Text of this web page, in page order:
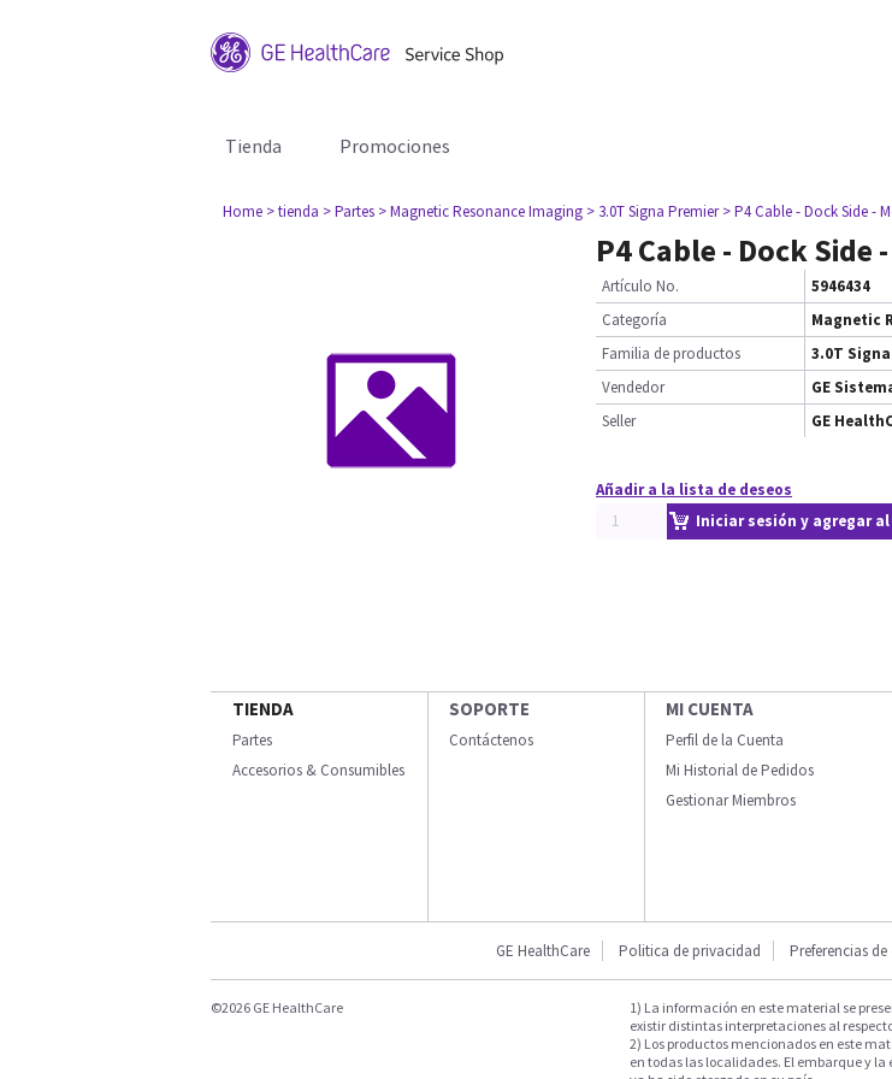
Tienda Promociones
Home > tienda > Partes > Magnetic Resonance Imaging > 3.0T Signa Premier > P4 Cable - Dock Side -
P4 Cable - Dock Side
Artículo No.
5946434
Categoría
Magnetic
Familia de productos
3.0T
Vendedor
GE
Seller
GE
Añadir a la lista de deseos
Iniciar sesión y agregar
TIENDA
Partes
Accesorios & Consumibles
SOPORTE
Contáctenos
MI CUENTA
Perfil de la Cuenta
Mi Historial de Pedidos
Gestionar Miembros
GE HealthCare Politica de privacidad Preferencias
©2026 GE HealthCare
1) La información en este material se
existir distintas interpretaciones al
2) Los productos mencionados en este
en todas las localidades. El embarque y